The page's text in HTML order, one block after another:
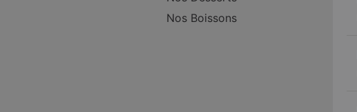
Nos Boissons